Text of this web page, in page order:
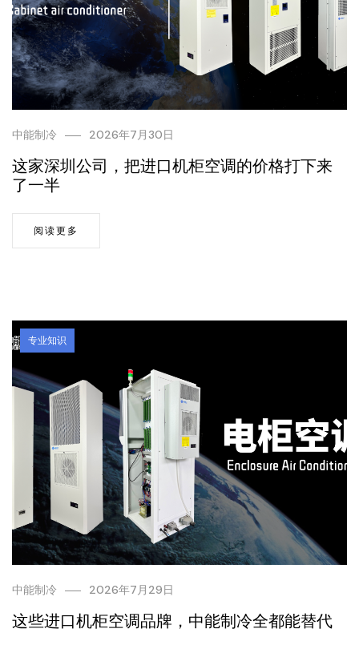
中能制冷 2026年7月30日
这家深圳公司，把进口机柜空调的价格打下来
了一半
阅读更多
专业知识
中能制冷 2026年7月29日
这些进口机柜空调品牌，中能制冷全都能替代